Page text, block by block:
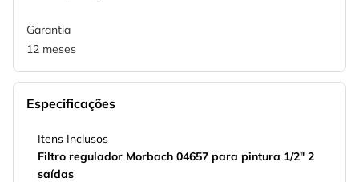
Garantia
12 meses
Especificações
Itens Inclusos
Filtro regulador Morbach 04657 para pintura 1/2" 2
saídas